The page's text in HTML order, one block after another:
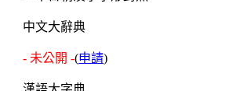
中文大辭典
- 未公開 -(申請)